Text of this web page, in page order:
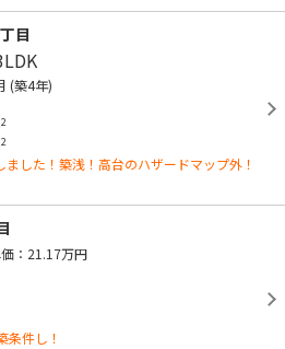
目
(築4年)
2
2
した！築浅！高台のハザードマップ外！
：21.17万円
条件し！